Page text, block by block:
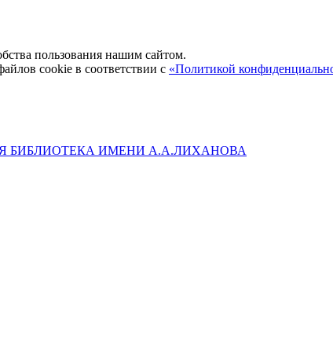
пользования нашим сайтом.
cookie в соответствии с «Политикой
БИБЛИОТЕКА ИМЕНИ А.А.ЛИХАНОВА